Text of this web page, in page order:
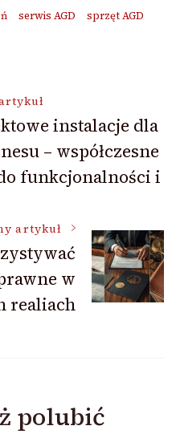
serwis AGD
sprzęt AGD
instalacje dla
– współczesne
funkcjonalności i
artykuł
w
realiach
polubić